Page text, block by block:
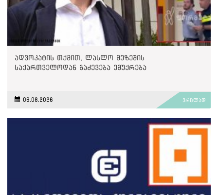
ადვოკატის თქმით, ლასლო მეზეშის
საქართველოდან გაძევება ემუქრება
06.08.2026 ვრცლად